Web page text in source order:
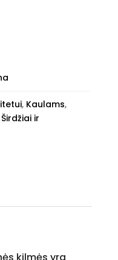
, Kaulams,
Širdžiai ir